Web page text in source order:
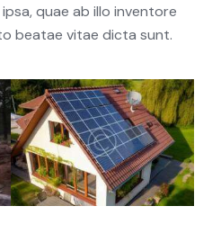
quae ab illo inventore
beatae vitae dicta sunt.